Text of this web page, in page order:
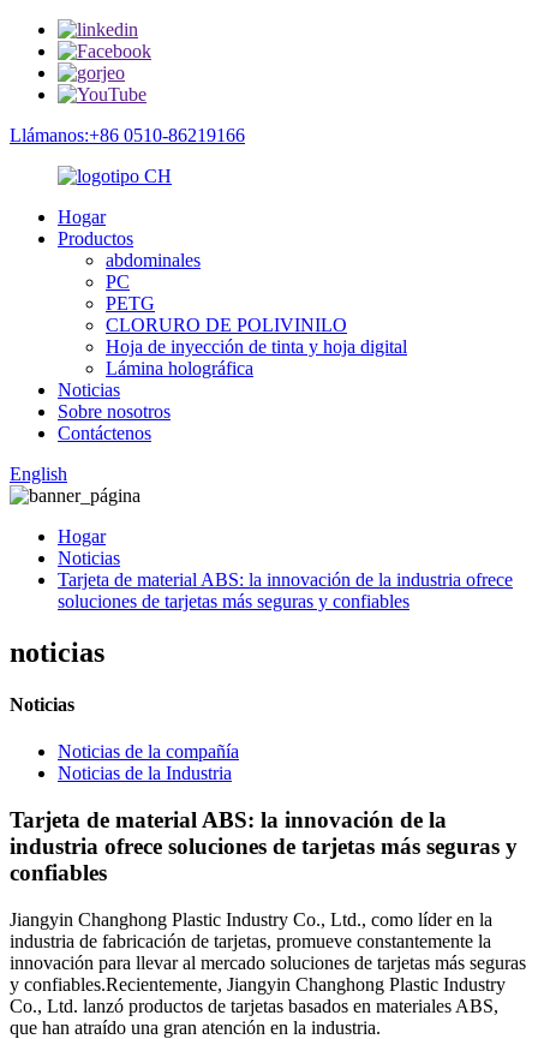
Llámanos:+86 0510-86219166
Hogar
Productos
abdominales
PC
PETG
CLORURO DE POLIVINILO
Hoja de inyección de tinta y hoja digital
Lámina holográfica
Noticias
Sobre nosotros
Contáctenos
English
Hogar
Noticias
Tarjeta de material ABS: la innovación de la industria ofrece
soluciones de tarjetas más seguras y confiables
noticias
Noticias
Noticias de la compañía
Noticias de la Industria
Tarjeta de material ABS: la innovación de la
industria ofrece soluciones de tarjetas más seguras y
confiables
Jiangyin Changhong Plastic Industry Co., Ltd., como líder en la
industria de fabricación de tarjetas, promueve constantemente la
innovación para llevar al mercado soluciones de tarjetas más seguras
y confiables.Recientemente, Jiangyin Changhong Plastic Industry
Co., Ltd. lanzó productos de tarjetas basados ​​en materiales ABS,
que han atraído una gran atención en la industria.